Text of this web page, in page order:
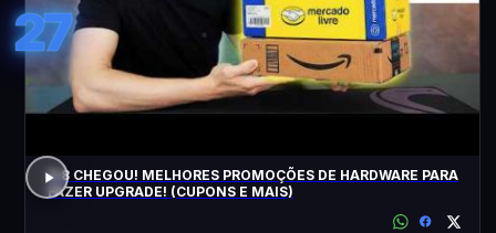
27
8.8 CHEGOU! MELHORES PROMOÇÕES DE HARDWARE PARA
FAZER UPGRADE! (CUPONS E MAIS)